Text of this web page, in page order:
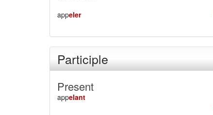
appeler
Participle
Present
appelant